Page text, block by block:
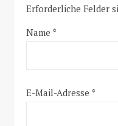
Erforderliche Felder
Name *
E-Mail-Adresse *